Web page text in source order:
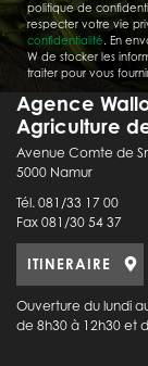
politique de
respecter votre vie
confidentialité. En
W de stocker les
traiter pour vous
Agence
Agriculture
Avenue Comte de
5000 Namur
Tél. 081/33 17 00
Fax 081/30 54 37
ITINERAIRE
Ouverture du lundi
de 8h30 à 12h30 et